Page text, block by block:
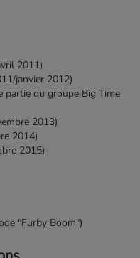
2011)
janvier 2012)
partie du groupe Big Time
2013)
2014)
2015)
"Furby Boom")